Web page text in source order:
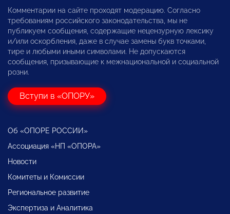
Комментарии на сайте проходят модерацию. Согласно
требованиям российского законодательства, мы не
публикуем сообщения, содержащие нецензурную лексику
и/или оскорбления, даже в случае замены букв точками,
тире и любыми иными символами. Не допускаются
сообщения, призывающие к межнациональной и социальной
розни.
Вступи в «ОПОРУ»
Об «ОПОРЕ РОССИИ»
Ассоциация «НП «ОПОРА»
Новости
Комитеты и Комиссии
Региональное развитие
Экспертиза и Аналитика